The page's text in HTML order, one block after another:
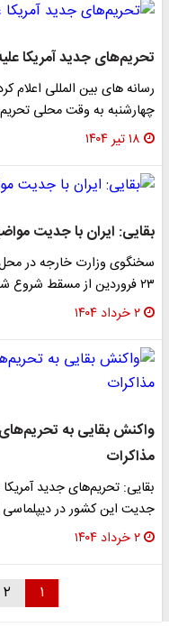
تحریم‌های جدید آمریکا
رسانه های بین المللی اعلام
چهارشنبه به وقت محلی
۱۸ تیر ۱۴۰۴
بقایی: ایران با جدیت
سخنگوی وزارت خارجه در
۲۳ فروردین از مسقط شروع شد. ادامه یک فرایند است.
۲ خرداد ۱۴۰۴
واکنش بقایی به تحریم‌های
مذاکرات
بقایی: تحریم‌های جدید
جدیت این کشور در
۲ خرداد ۱۴۰۴
۱ ۲